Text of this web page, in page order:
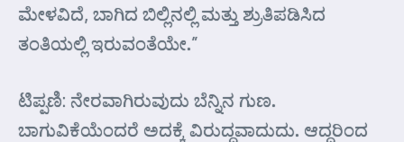
ಮೇಳವಿದೆ, ಬಾಗಿದ ಬಿಲ್ಲಿನಲ್ಲಿ ಮತ್ತು ಶ್ರುತಿಪಡಿಸಿದ
ತಂತಿಯಲ್ಲಿ ಇರುವಂತೆಯೇ.”
ಟಿಪ್ಪಣಿ: ನೇರವಾಗಿರುವುದು ಬೆನ್ನಿನ ಗುಣ.
ಬಾಗುವಿಕೆಯೆಂದರೆ ಅದಕ್ಕೆ ವಿರುದ್ಧವಾದುದು. ಆದ್ದರಿಂದ